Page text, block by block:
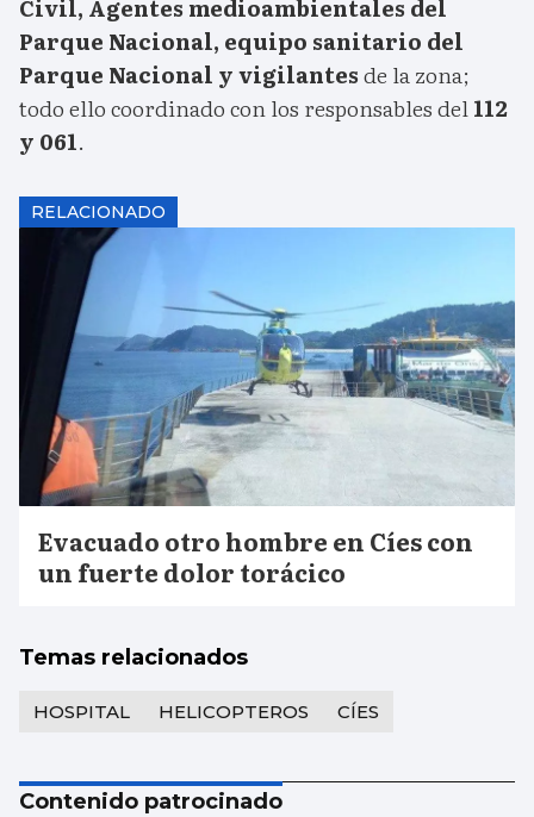
Civil, Agentes medioambientales del
Parque Nacional, equipo sanitario del
Parque Nacional y vigilantesde la zona;
todo ello coordinado con los responsables del112
y 061.
RELACIONADO
Evacuado otro hombre en Cíes con
un fuerte dolor torácico
Temas relacionados
HOSPITAL HELICOPTEROS CÍES
Contenido patrocinado